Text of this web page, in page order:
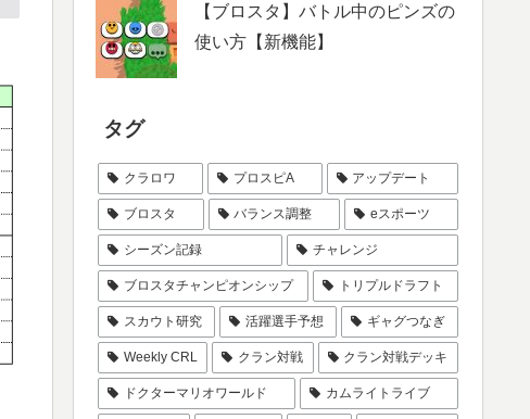
【ブロスタ】バトル中のピンズの
使い方【新機能】
タグ
クラロワ プロスピA アップデート
ブロスタ バランス調整 eスポーツ
シーズン記録 チャレンジ
ブロスタチャンピオンシップ トリプルドラフト
スカウト研究 活躍選手予想 ギャグつなぎ
Weekly CRL クラン対戦 クラン対戦デッキ
ドクターマリオワールド カムライトライブ